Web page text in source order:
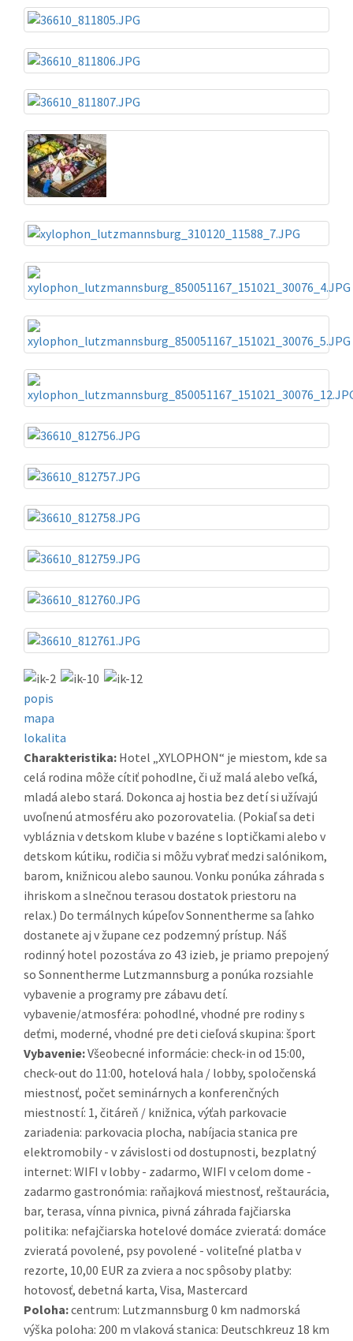
popis
mapa
lokalita
Charakteristika: Hotel „XYLOPHON“ je miestom, kde sa
celá rodina môže cítiť pohodlne, či už malá alebo veľká,
mladá alebo stará. Dokonca aj hostia bez detí si užívajú
uvoľnenú atmosféru ako pozorovatelia. (Pokiaľ sa deti
vybláznia v detskom klube v bazéne s loptičkami alebo v
detskom kútiku, rodičia si môžu vybrať medzi salónikom,
barom, knižnicou alebo saunou. Vonku ponúka záhrada s
ihriskom a slnečnou terasou dostatok priestoru na
relax.) Do termálnych kúpeľov Sonnentherme sa ľahko
dostanete aj v župane cez podzemný prístup. Náš
rodinný hotel pozostáva zo 43 izieb, je priamo prepojený
so Sonnentherme Lutzmannsburg a ponúka rozsiahle
vybavenie a programy pre zábavu detí.
vybavenie/atmosféra: pohodlné, vhodné pre rodiny s
deťmi, moderné, vhodné pre deti cieľová skupina: šport
Vybavenie:Všeobecné informácie: check-in od 15:00,
check-out do 11:00, hotelová hala / lobby, spoločenská
miestnosť, počet seminárnych a konferenčných
miestností: 1, čitáreň / knižnica, výťah parkovacie
zariadenia: parkovacia plocha, nabíjacia stanica pre
elektromobily - v závislosti od dostupnosti, bezplatný
internet: WIFI v lobby - zadarmo, WIFI v celom dome -
zadarmo gastronómia: raňajková miestnosť, reštaurácia,
bar, terasa, vínna pivnica, pivná záhrada fajčiarska
politika: nefajčiarska hotelové domáce zvieratá: domáce
zvieratá povolené, psy povolené - voliteľné platba v
rezorte, 10,00 EUR za zviera a noc spôsoby platby:
hotovosť, debetná karta, Visa, Mastercard
Poloha:centrum: Lutzmannsburg 0 km nadmorská
výška poloha: 200 m vlaková stanica: Deutschkreuz 18 km